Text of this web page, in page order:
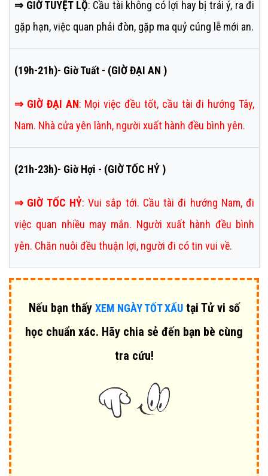
⇒ GIỜ TUYỆT LỘ: Cầu tài không có lợi hay bị trái ý, ra đi
gặp hạn, việc quan phải đòn, gặp ma quỷ cúng lễ mới an.
(19h-21h)- Giờ Tuất - (GIỜ ĐẠI AN )
⇒ GIỜ ĐẠI AN: Mọi việc đều tốt, cầu tài đi hướng Tây,
Nam. Nhà cửa yên lành, người xuất hành đều bình yên.
(21h-23h)- Giờ Hợi - (GIỜ TỐC HỶ )
⇒ GIỜ TỐC HỶ: Vui sắp tới. Cầu tài đi hướng Nam, đi
việc quan nhiều may mắn. Người xuất hành đều bình
yên. Chăn nuôi đều thuận lợi, người đi có tin vui về.
Nếu bạn thấy XEM NGÀY TỐT XẤUtại Tử vi số
học chuẩn xác. Hãy chia sẻ đến bạn bè cùng
tra cứu!